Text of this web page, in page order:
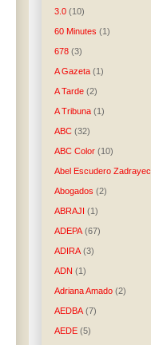
3.0 (10)
60 Minutes (1)
678 (3)
A Gazeta (1)
A Tarde (2)
A Tribuna (1)
ABC (32)
ABC Color (10)
Abel Escudero Zadrayec
Abogados (2)
ABRAJI (1)
ADEPA (67)
ADIRA (3)
ADN (1)
Adriana Amado (2)
AEDBA (7)
AEDE (5)